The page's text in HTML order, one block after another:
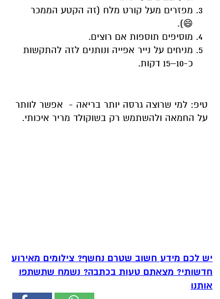
מפזרים מעל קורט מלח (זה הקטע הממכר
😄).
מוסיפים תוספות אם רוצים.
מניחים על נייר אפייה ונותנים לזה להתקשות
כ-10–15 דקות.
טיפ: למי שרוצה גרסה יותר בריאה - אפשר לוותר
על החמאה ולהשתמש רק בשוקולד מריר איכותי.
יש לכם מידע חשוב שטרם נחשף? צילומים מאירוע
חדשותי? מצאתם טעות בכתבה? נשמח שתשתפו
אותנו